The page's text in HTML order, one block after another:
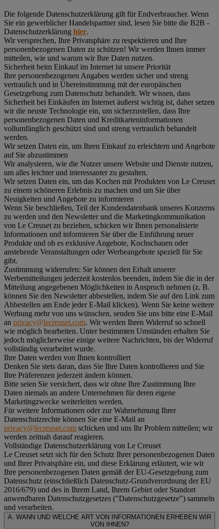
Die folgende Datenschutzerklärung gilt für Endverbraucher. Wenn
Sie ein gewerblicher Handelspartner sind, lesen Sie bitte die B2B -
Datenschutzerklärung hier.
Wir versprechen, Ihre Privatsphäre zu respektieren und Ihre
personenbezogenen Daten zu schützen! Wir werden Ihnen immer
mitteilen, wie und warum wir Ihre Daten nutzen.
Sicherheit beim Einkauf im Internet ist unsere Priorität
Ihre personenbezogenen Angaben werden sicher und streng
vertraulich und in Übereinstimmung mit der europäischen
Gesetzgebung zum Datenschutz behandelt. Wir wissen, dass
Sicherheit bei Einkäufen im Internet äußerst wichtig ist, daher setzen
wir die neuste Technologie ein, um sicherzustellen, dass Ihre
personenbezogenen Daten und Kreditkarteninformationen
vollumfänglich geschützt sind und streng vertraulich behandelt
werden.
Wir setzen Daten ein, um Ihren Einkauf zu erleichtern und Angebote
auf Sie abzustimmen
Wir analysieren, wie die Nutzer unsere Website und Dienste nutzen,
um alles leichter und interessanter zu gestalten.
Wir setzen Daten ein, um das Kochen mit Produkten von Le Creuset
zu einem schöneren Erlebnis zu machen und um Sie über
Neuigkeiten und Angebote zu informieren
Wenn Sie beschließen, Teil der Kundendatenbank unseres Konzerns
zu werden und den Newsletter und die Marketingkommunikation
von Le Creuset zu beziehen, schicken wir Ihnen personalisierte
Informationen und informieren Sie über die Einführung neuer
Produkte und ob es exklusive Angebote, Kochschauen oder
anstehende Veranstaltungen oder Werbeangebote speziell für Sie
gibt.
Zustimmung widerrufen: Sie können den Erhalt unserer
Werbemitteilungen jederzeit kostenlos beenden, indem Sie die in der
Mitteilung angegebenen Möglichkeiten in Anspruch nehmen (z. B.
können Sie den Newsletter abbestellen, indem Sie auf den Link zum
Abbestellen am Ende jeder E-Mail klicken). Wenn Sie keine weitere
Werbung mehr von uns wünschen, senden Sie uns bitte eine E-Mail
an privacy@lecreuset.com. Wir werden Ihren Widerruf so schnell
wie möglich bearbeiten. Unter bestimmten Umständen erhalten Sie
jedoch möglicherweise einige weitere Nachrichten, bis der Widerruf
vollständig verarbeitet wurde.
Ihre Daten werden von Ihnen kontrolliert
Denken Sie stets daran, dass Sie Ihre Daten kontrollieren und Sie
Ihre Präferenzen jederzeit ändern können.
Bitte seien Sie versichert, dass wir ohne Ihre Zustimmung Ihre
Daten niemals an andere Unternehmen für deren eigene
Marketingzwecke weiterleiten werden.
Für weitere Informationen oder zur Wahrnehmung Ihrer
Datenschutzrechte können Sie eine E-Mail an
privacy@lecreuset.com schicken und uns Ihr Problem mitteilen; wir
werden zeitnah darauf reagieren.
Vollständige Datenschutzerklärung von Le Creuset
Le Creuset setzt sich für den Schutz Ihrer personenbezogenen Daten
und Ihrer Privatsphäre ein, und diese Erklärung erläutert, wie wir
Ihre personenbezogenen Daten gemäß der EU-Gesetzgebung zum
Datenschutz (einschließlich Datenschutz-Grundverordnung der EU
2016/679) und des in Ihrem Land, Ihrem Gebiet oder Standort
anwendbaren Datenschutzgesetzes ("Datenschutzgesetze") sammeln
und verarbeiten.
A. WANN UND WELCHE ART VON INFORMATIONEN ERHEBEN WIR
VON IHNEN?